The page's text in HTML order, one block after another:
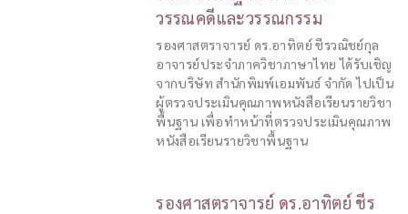
วรรณคดีและวรรณกรรม
รองศาสตราจารย์ ดร.อาทิตย์ ชีรวณิชย์กุล
อาจารย์ประจำภาควิชาภาษาไทย ได้รับเชิญ
จากบริษัท สำนักพิมพ์เอมพันธ์ จำกัด ไปเป็น
ผู้ตรวจประเมินคุณภาพหนังสือเรียนรายวิชา
พื้นฐาน เพื่อทำหน้าที่ตรวจประเมินคุณภาพ
หนังสือเรียนรายวิชาพื้นฐาน
รองศาสตราจารย์ ดร.อาทิตย์ ชีร